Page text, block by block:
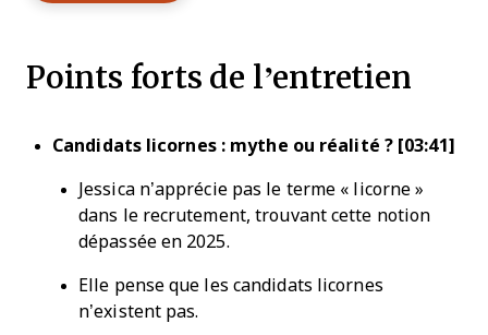
Points forts de l’entretien
Candidats licornes : mythe ou réalité ? [03:41]
Jessica n’apprécie pas le terme « licorne »
dans le recrutement, trouvant cette notion
dépassée en 2025.
Elle pense que les candidats licornes
n’existent pas.